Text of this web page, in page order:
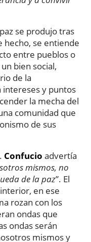
se produjo tras
hecho, se entiende
entre pueblos o
bien social,
de la
intereses y puntos
la mecha del
comunidad que
de sus
Confucio advertía
mismos, no
de la paz”. El
en ese
rozan con los
ondas que
ondas serán
mismos y